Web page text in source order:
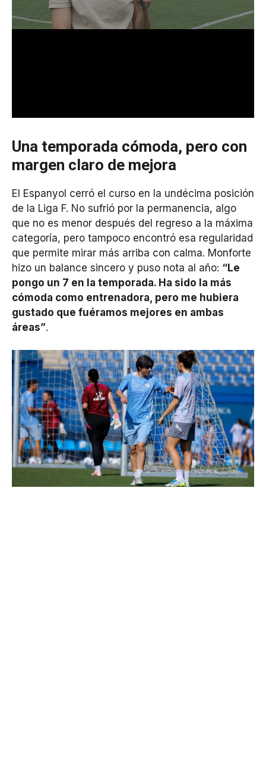
Una temporada cómoda, pero con
margen claro de mejora
El Espanyol cerró el curso en la undécima posición
de la Liga F. No sufrió por la permanencia, algo
que no es menor después del regreso a la máxima
categoría, pero tampoco encontró esa regularidad
que permite mirar más arriba con calma. Monforte
hizo un balance sincero y puso nota al año: “Le
pongo un 7 en la temporada. Ha sido la más
cómoda como entrenadora, pero me hubiera
gustado que fuéramos mejores en ambas
áreas”.